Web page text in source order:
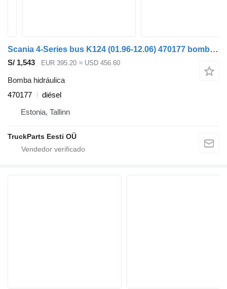
Scania 4-Series bus K124 (01.96-12.06) 470177 bomba hidráulica para Scania 4-series bus (1995-2006) autobús
S/ 1,543 EUR 395.20 ≈ USD 456.60
Bomba hidráulica
470177
diésel
Estonia, Tallinn
TruckParts Eesti OÜ